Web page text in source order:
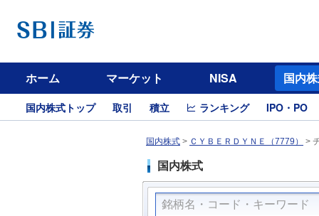
ホーム マーケット NISA 国内
国内株式トップ 取引 積立 ランキング IPO・PO
国内株式 > ＣＹＢＥＲＤＹＮＥ（7779） >
国内株式